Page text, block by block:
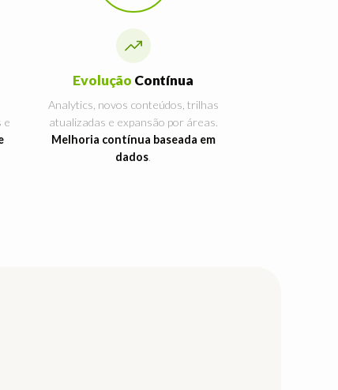
e
Evolução Contínua
Analytics, novos conteúdos, trilhas
atualizadas e expansão por áreas.
Melhoria contínua baseada em
dados